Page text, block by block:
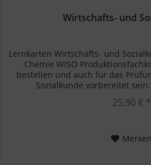
Wirtschafts- und
Lernkarten Wirtschafts- und
Chemie WISO
bestellen und auch für das
Sozialkunde vorbereitet
25,90 € *
Merken